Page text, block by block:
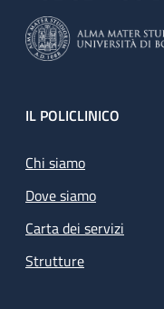
Footer
IL POLICLINICO
Chi siamo
Dove siamo
Carta dei servizi
Strutture